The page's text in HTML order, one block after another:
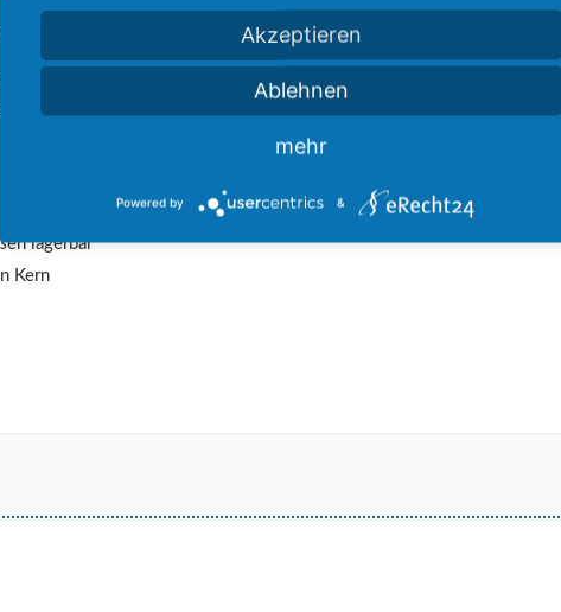
robuste Markierung und lassen sich mit den Flex Master
System, sind nahezu endlose Kombinationsmöglichkeiten
lagerbar
Kern
Akzeptieren
Ablehnen
mehr
Powered by &